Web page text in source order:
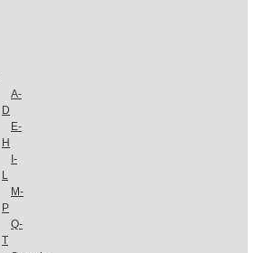
A-
D
E-
H
I-
L
M-
P
Q-
T